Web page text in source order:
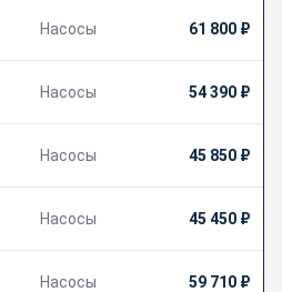
Насосы 61 800 ₽
Насосы 54 390 ₽
Насосы 45 850 ₽
Насосы 45 450 ₽
Насосы 59 710 ₽